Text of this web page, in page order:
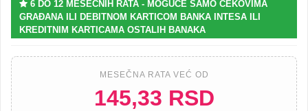
6 DO 12 MESEČNIH RATA - MOGUĆE SAMO ČEKOVIMA
GRAĐANA ILI DEBITNOM KARTICOM BANKA INTESA ILI
KREDITNIM KARTICAMA OSTALIH BANAKA
MESEČNA RATA VEĆ OD
145,33 RSD